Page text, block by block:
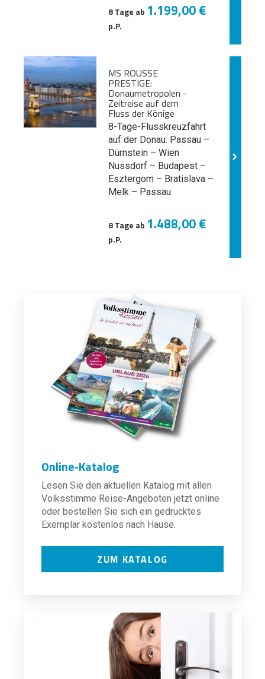
8 Tage ab 1.199,00 €
p.P.
MS ROUSSE
PRESTIGE:
Donaumetropolen -
Zeitreise auf dem
Fluss der Könige
8-Tage-Flusskreuzfahrt
auf der Donau: Passau –
Dürnstein – Wien
Nussdorf – Budapest –
Esztergom – Bratislava –
Melk – Passau
8 Tage ab 1.488,00 €
p.P.
Online-Katalog
Lesen Sie den aktuellen Katalog mit allen
Volksstimme Reise-Angeboten jetzt online
oder bestellen Sie sich ein gedrucktes
Exemplar kostenlos nach Hause.
ZUM KATALOG